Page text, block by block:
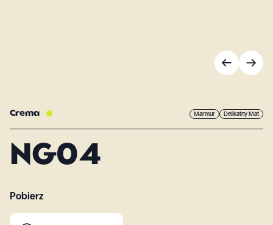
Crema Marmur Delikatny Mat
NG04
Pobierz